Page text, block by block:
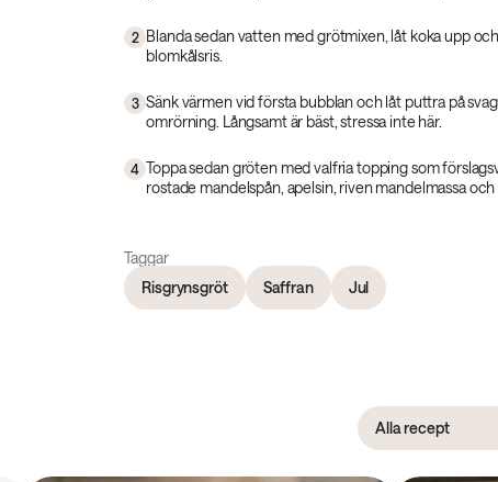
2 Blanda sedan vatten med grötmixen, låt koka upp
blomkålsris.
3 Sänk värmen vid första bubblan och låt puttra på
omrörning. Långsamt är bäst, stressa inte här.
4 Toppa sedan gröten med valfria topping som
rostade mandelspån, apelsin, riven mandelmassa
Taggar
Risgrynsgröt
Saffran Jul
Alla recept